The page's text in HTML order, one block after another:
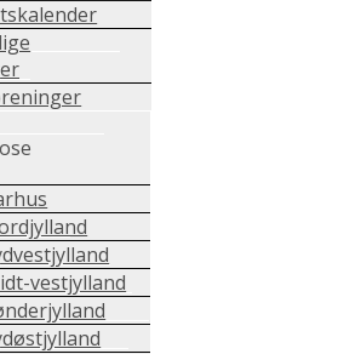
vestjylland